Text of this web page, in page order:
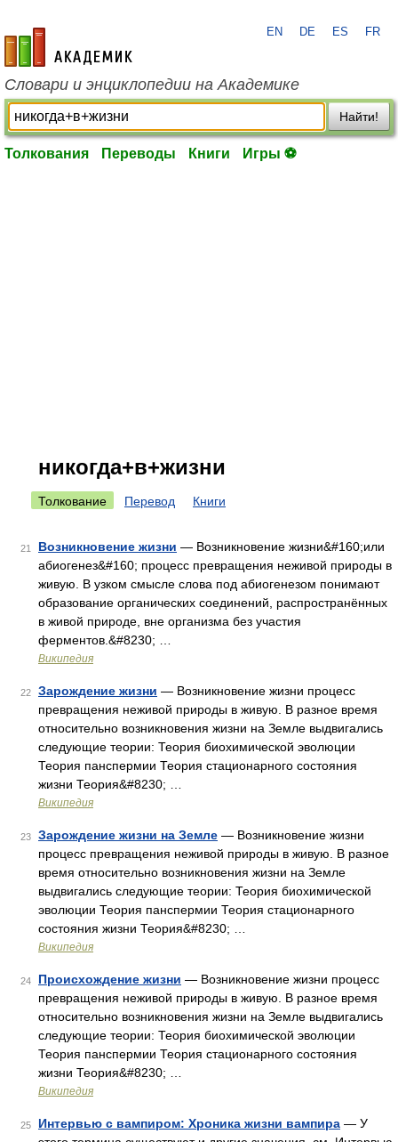
academic.ru
EN DE ES FR
Словари и энциклопедии на Академике
Найти!
Толкования Переводы Книги Игры ⚽
никогда+в+жизни
Толкование Перевод Книги
21 Возникновение жизни — Возникновение жизни&#160;или
абиогенез&#160; процесс превращения неживой природы в
живую. В узком смысле слова под абиогенезом понимают
образование органических соединений, распространённых
в живой природе, вне организма без участия
ферментов.&#8230; …
Википедия
22 Зарождение жизни — Возникновение жизни процесс
превращения неживой природы в живую. В разное время
относительно возникновения жизни на Земле выдвигались
следующие теории: Теория биохимической эволюции
Теория панспермии Теория стационарного состояния
жизни Теория&#8230; …
Википедия
23 Зарождение жизни на Земле — Возникновение жизни
процесс превращения неживой природы в живую. В разное
время относительно возникновения жизни на Земле
выдвигались следующие теории: Теория биохимической
эволюции Теория панспермии Теория стационарного
состояния жизни Теория&#8230; …
Википедия
24 Происхождение жизни — Возникновение жизни процесс
превращения неживой природы в живую. В разное время
относительно возникновения жизни на Земле выдвигались
следующие теории: Теория биохимической эволюции
Теория панспермии Теория стационарного состояния
жизни Теория&#8230; …
Википедия
25 Интервью с вампиром: Хроника жизни вампира — У